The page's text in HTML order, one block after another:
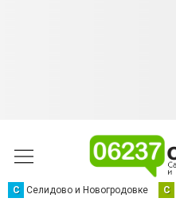
С Селидово и Новогродовке С